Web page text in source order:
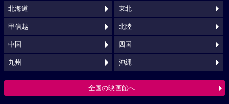
北海道 東北
甲信越 北陸
中国 四国
九州 沖縄
全国の映画館へ